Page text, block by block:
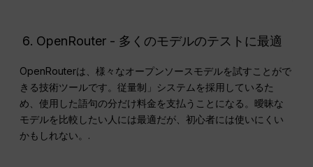
OpenRouter - 多くのモデルのテストに最適
OpenRouterは、様々なオープンソースモデルを試すことがで
きる技術ツールです。従量制」システムを採用しているた
め、使用した語句の分だけ料金を支払うことになる。曖昧な
モデルを比較したい人には最適だが、初心者には使いにくい
かもしれない。.